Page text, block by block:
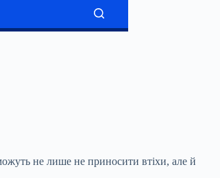
не лише не приносити втіхи, але й